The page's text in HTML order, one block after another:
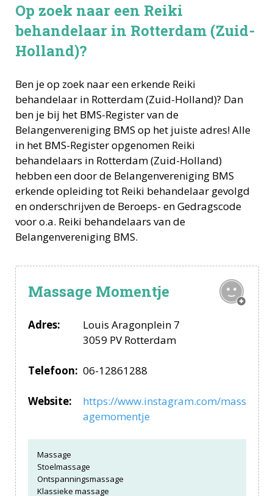
Op zoek naar een Reiki
behandelaar in Rotterdam (Zuid-
Holland)?
Ben je op zoek naar een erkende Reiki
behandelaar in Rotterdam(Zuid-Holland)? Dan
ben je bij het BMS-Register van de
Belangenvereniging BMS op het juiste adres! Alle
in het BMS-Register opgenomen Reiki
behandelaars in Rotterdam(Zuid-Holland)
hebben een door de Belangenvereniging BMS
erkende opleiding tot Reiki behandelaar gevolgd
en onderschrijven de Beroeps- en Gedragscode
voor o.a. Reiki behandelaars van de
Belangenvereniging BMS.
Massage Momentje
Adres:
Louis Aragonplein 7
3059 PV Rotterdam
Telefoon: 06-12861288
Website:
https://www.instagram.com/mass
agemomentje
Massage
Stoelmassage
Ontspanningsmassage
Klassieke massage